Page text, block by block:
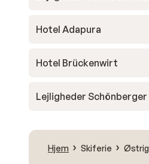
Hotel Adapura
Hotel Brückenwirt
Lejligheder Schönberger
Hjem Skiferie Østrig